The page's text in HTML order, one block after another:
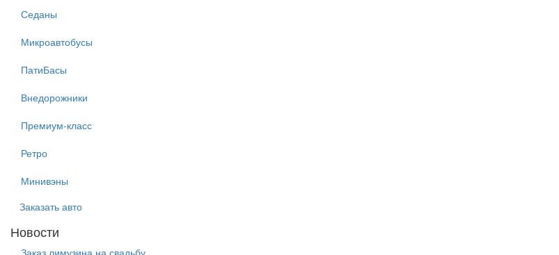
Седаны
Микроавтобусы
ПатиБасы
Внедорожники
Премиум-класс
Ретро
Минивэны
Заказать авто
Новости
Заказ лимузина на свадьбу